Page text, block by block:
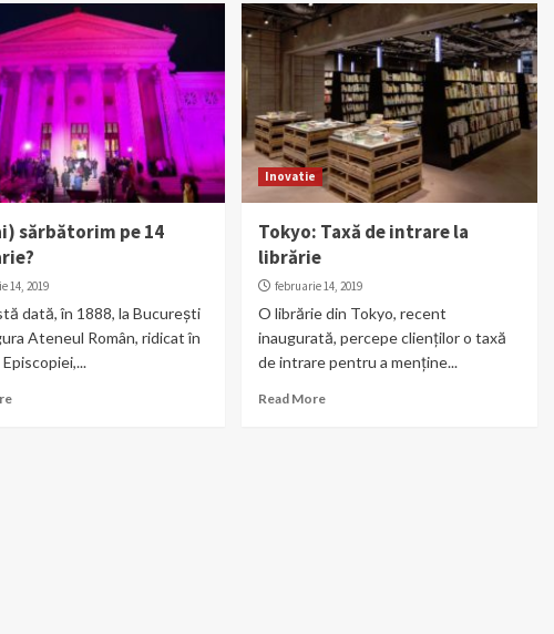
sărbătorim pe 14
14, 2019
dată, în 1888, la București
Ateneul Român, ridicat în
Inovatie
Tokyo: Taxă de intrare la
librărie
februarie 14, 2019
O librărie din Tokyo, recent
inaugurată, percepe clienților o taxă
de intrare pentru a menține...
Read More